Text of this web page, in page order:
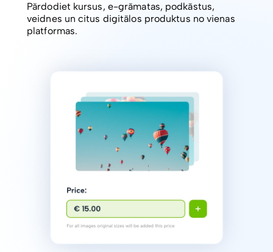
Pārdodiet kursus, e-grāmatas, podkāstus,
veidnes un citus digitālos produktus no vienas
platformas.